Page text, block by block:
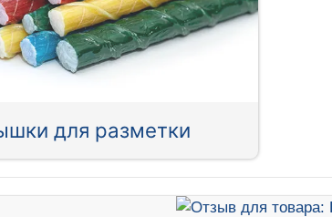
для разметки